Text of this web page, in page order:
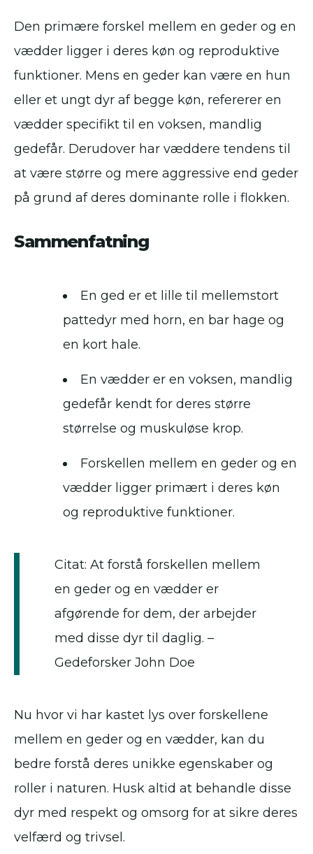
Den primære forskel mellem en geder og en
vædder ligger i deres køn og reproduktive
funktioner. Mens en geder kan være en hun
eller et ungt dyr af begge køn, refererer en
vædder specifikt til en voksen, mandlig
gedefår. Derudover har væddere tendens til
at være større og mere aggressive end geder
på grund af deres dominante rolle i flokken.
Sammenfatning
En ged er et lille til mellemstort
pattedyr med horn, en bar hage og
en kort hale.
En vædder er en voksen, mandlig
gedefår kendt for deres større
størrelse og muskuløse krop.
Forskellen mellem en geder og en
vædder ligger primært i deres køn
og reproduktive funktioner.
Citat: At forstå forskellen mellem
en geder og en vædder er
afgørende for dem, der arbejder
med disse dyr til daglig. –
Gedeforsker John Doe
Nu hvor vi har kastet lys over forskellene
mellem en geder og en vædder, kan du
bedre forstå deres unikke egenskaber og
roller i naturen. Husk altid at behandle disse
dyr med respekt og omsorg for at sikre deres
velfærd og trivsel.